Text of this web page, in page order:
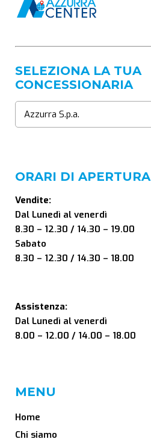
SELEZIONA LA TUA
CONCESSIONARIA
ORARI DI APERTURA
Vendite:
Dal Lunedì al venerdì
8.30 – 12.30 / 14.30 – 19.00
Sabato
8.30 – 12.30 / 14.30 – 18.00
Assistenza:
Dal Lunedì al venerdì
8.00 – 12.00 / 14.00 – 18.00
MENU
Home
Chi siamo